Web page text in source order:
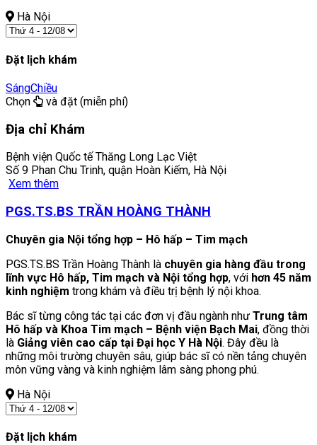
Hà Nội
Đặt lịch khám
SángChiều
Chọn
và đặt (miễn phí)
Địa chỉ Khám
Bệnh viện Quốc tế Thăng Long Lạc Việt
Số 9 Phan Chu Trinh, quận Hoàn Kiếm, Hà Nội
Xem thêm
PGS.TS.BS TRẦN HOÀNG THÀNH
Chuyên gia Nội tổng hợp – Hô hấp – Tim mạch
PGS.TS.BS Trần Hoàng Thành là chuyên gia hàng đầu trong
lĩnh vực Hô hấp, Tim mạch và Nội tổng hợp, với hơn 45 năm
kinh nghiệm trong khám và điều trị bệnh lý nội khoa.
Bác sĩ từng công tác tại các đơn vị đầu ngành như Trung tâm
Hô hấp và Khoa Tim mạch – Bệnh viện Bạch Mai, đồng thời
là Giảng viên cao cấp tại Đại học Y Hà Nội. Đây đều là
những môi trường chuyên sâu, giúp bác sĩ có nền tảng chuyên
môn vững vàng và kinh nghiệm lâm sàng phong phú.
Hà Nội
Đặt lịch khám